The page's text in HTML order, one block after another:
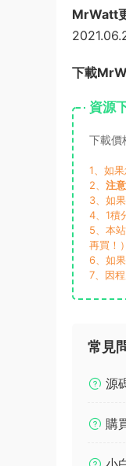
MrWatt
下載
資源
下載價
1、如
2、 注意
3、如
4、1積
5、本
再買！
6、如
7、因
常見
源
購